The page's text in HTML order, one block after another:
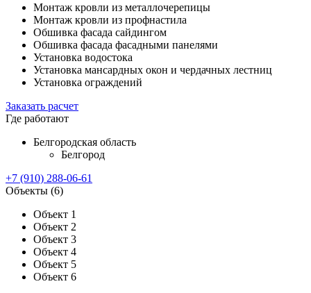
Монтаж кровли из металлочерепицы
Монтаж кровли из профнастила
Обшивка фасада сайдингом
Обшивка фасада фасадными панелями
Установка водостока
Установка мансардных окон и чердачных лестниц
Установка ограждений
Заказать расчет
Где работают
Белгородская область
Белгород
+7 (910) 288-06-61
Объекты (6)
Объект 1
Объект 2
Объект 3
Объект 4
Объект 5
Объект 6